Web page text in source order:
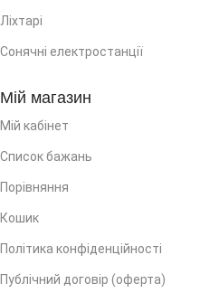
Ліхтарі
Сонячні електростанції
Мій магазин
Мій кабінет
Список бажань
Порівняння
Кошик
Політика конфіденційності
Публічний договір (оферта)